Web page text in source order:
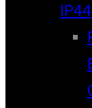
IP44